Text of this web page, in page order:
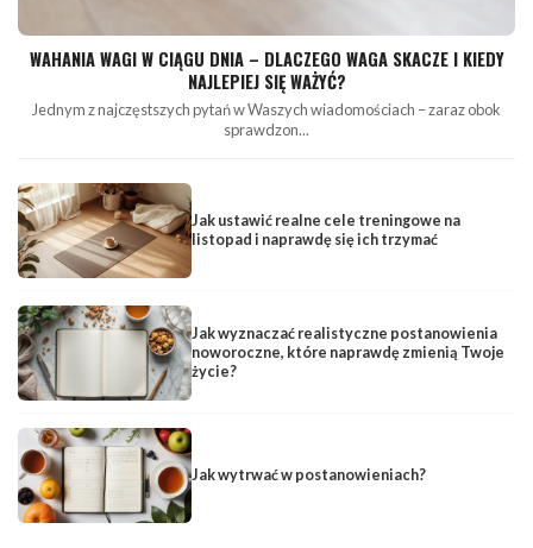
WAHANIA WAGI W CIĄGU DNIA – DLACZEGO WAGA SKACZE I KIEDY
NAJLEPIEJ SIĘ WAŻYĆ?
Jednym z najczęstszych pytań w Waszych wiadomościach – zaraz obok
sprawdzon...
Jak ustawić realne cele treningowe na
listopad i naprawdę się ich trzymać
Jak wyznaczać realistyczne postanowienia
noworoczne, które naprawdę zmienią Twoje
życie?
Jak wytrwać w postanowieniach?